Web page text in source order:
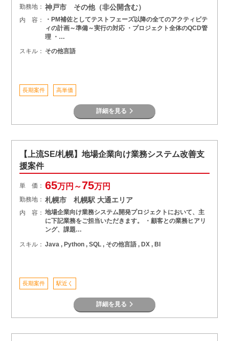
勤務地： 神戸市 その他（非公開含む）
内 容：
・PM補佐としてテストフェーズ以降の全てのアクティビテ
ィの計画～準備～実行の対応 ・プロジェクト全体のQCD管
理 ・…
スキル： その他言語
長期案件 高単価
詳細を見る
【上流SE/札幌】地場企業向け業務システム改善支
援案件
単 価： 65万円～75万円
勤務地： 札幌市 札幌駅 大通エリア
内 容： 地場企業向け業務システム開発プロジェクトにおいて、主
に下記業務をご担当いただきます。 ・顧客との業務ヒアリ
ング、課題…
スキル： Java , Python , SQL , その他言語 , DX , BI
長期案件 駅近く
詳細を見る